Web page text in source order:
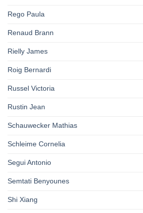
Rego Paula
Renaud Brann
Rielly James
Roig Bernardi
Russel Victoria
Rustin Jean
Schauwecker Mathias
Schleime Cornelia
Segui Antonio
Semtati Benyounes
Shi Xiang